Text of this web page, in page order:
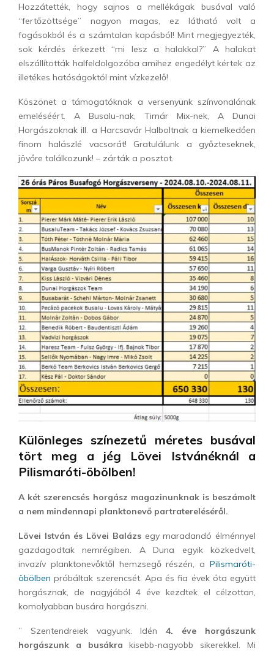
Hozzátették, hogy sajnos a mellékágak busával való
“fertőzöttsége” nagyon magas, ez látható volt a
fogásokból és a számtalan kapásból! Mint megjegyezték,
sok kérdés érkezett “mi lesz a halakkal?” A halakat
elszállították halfeldolgozóba amihez engedélyt kértek az
illetékes hatóságoktól mint vízkezelő!
Köszönet a támogatóknak a versenyünk színvonalának
emeléséért. A Busalu-nak, Timár Mix-nek, A Dunai
Horgászoknak ill. a Harcsavár Halboltnak a kiemelkedően
finom halászlé vacsorát! Gratulálunk a győzteseknek,
jövőre találkozunk! – zárták a posztot.
Különleges színezetű méretes busával
tört meg a jég Lövei Istvánéknál a
Pilismaróti-öbölben!
A két szerencsés horgász magazinunknak is beszámolt
a nem mindennapi planktonevő partratereléséről.
Lövei István és Lövei Balázsegy maradandó élménnyel
gazdagodtak nemrégiben. A Duna egyik közkedvelt,
invazív planktonevőktől hemzsegő részén, a Pilismaróti-
öbölben próbáltak szerencsét. Apa és fia évek óta együtt
horgásznak, de nagyjából 4 éve kezdtek el célzottan,
komolyabban busára horgászni.
” Szentendreiek vagyunk. Idén 4. éve horgászunk
horgászunk a busákra kisebb-nagyobb sikerekkel. Mi